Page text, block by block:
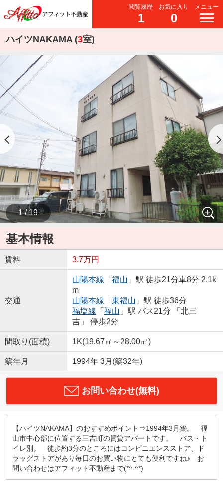
閲覧履歴
1
お気に入り
0
メニュー
ハイツNAKAMA (3室)
1 / 19
基本情報
賃料 3.7万円
交通
山陽本線 「 福山 」駅 徒歩21分車8分 2.1k
m
山陽本線 「 東福山 」駅 徒歩36分
福塩線 「 福山 」駅 バス21分 「北三
吉」 停歩2分
間取り(面積) 1K(19.67㎡～28.00㎡)
築年月 1994年 3月(築32年)
お問い合わせ(無料)
【ハイツNAKAMA】のおすすめポイント⇒1994年3月築。 福
山市中心部に位置する三吉町の賃貸アパートです。 バス・ト
イレ別。 徒歩約3分のところにはコンビニエンスストア、ド
ラッグストアがあり毎日のお買い物にとても便利ですね♪ お
問い合わせはアフィット不動産まで(*^-^*)